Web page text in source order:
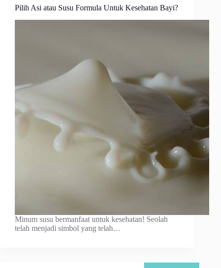
Pilih Asi atau Susu Formula Untuk Kesehatan Bayi?
Minum susu bermanfaat untuk kesehatan! Seolah
telah menjadi simbol yang telah…